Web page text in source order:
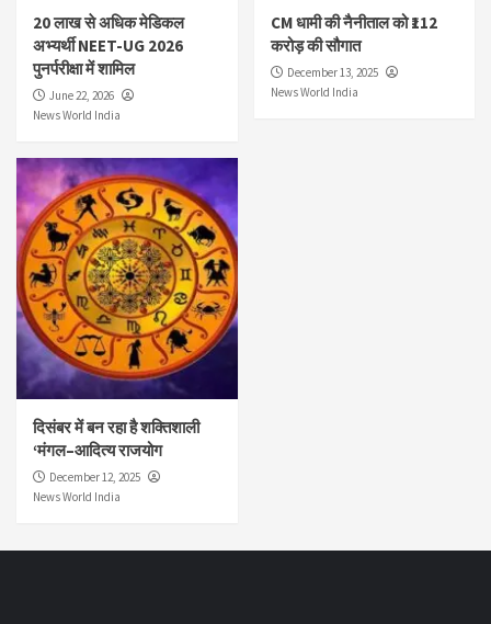
20 लाख से अधिक मेडिकल
अभ्यर्थी NEET-UG 2026
पुनर्परीक्षा में शामिल
June 22, 2026
News World India
CM धामी की नैनीताल को ₹112
करोड़ की सौगात
December 13, 2025
News World India
दिसंबर में बन रहा है शक्तिशाली
‘मंगल–आदित्य राजयोग
December 12, 2025
News World India